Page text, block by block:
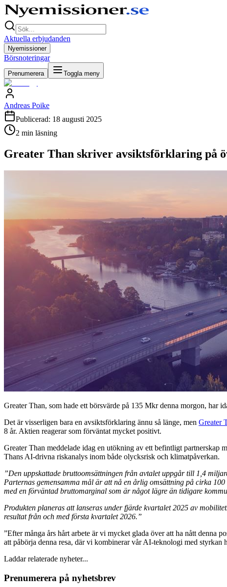
Aktuella erbjudanden
Nyemissioner
Börsnoteringar
Prenumerera Toggla meny
Andreas Poike
Publicerad: 18 augusti 2025
2 min läsning
Greater Than skriver avsiktsförklaring på
Greater Than, som hade ett börsvärde på 135 Mkr denna morgon, har
Det är visserligen bara en avsiktsförklaring ännu så länge, men Greater
8 år. Aktien reagerar som förväntat mycket positivt.
Greater Than meddelade idag en utökning av ett befintligt
Thans AI-drivna riskanalys inom både olycksrisk och klimatpåverkan.
”Den uppskattade bruttoomsättningen från avtalet uppgår till 1,4
Parternas gemensamma mål är att nå en årlig omsättning på cirka
med en förväntad bruttomarginal som är något lägre än tidigare
Produkten planeras att lanseras under fjärde kvartalet 2025 av
resultat från och med första kvartalet 2026.”
”Efter många års hårt arbete är vi mycket glada över att ha nått denna
att påbörja denna resa, där vi kombinerar vår AI-teknologi med styrkan
Laddar relaterade nyheter...
Prenumerera på nyhetsbrev